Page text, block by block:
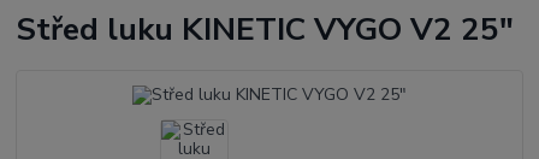
Střed luku KINETIC VYGO V2 25"